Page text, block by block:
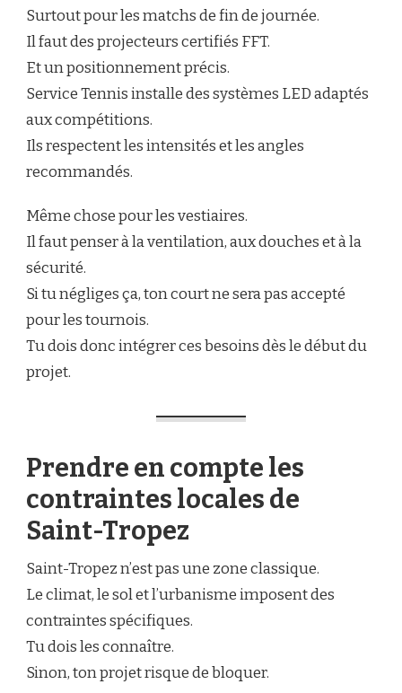
Surtout pour les matchs de fin de journée.
Il faut des projecteurs certifiés FFT.
Et un positionnement précis.
Service Tennis installe des systèmes LED adaptés
aux compétitions.
Ils respectent les intensités et les angles
recommandés.
Même chose pour les vestiaires.
Il faut penser à la ventilation, aux douches et à la
sécurité.
Si tu négliges ça, ton court ne sera pas accepté
pour les tournois.
Tu dois donc intégrer ces besoins dès le début du
projet.
Prendre en compte les
contraintes locales de
Saint-Tropez
Saint-Tropez n’est pas une zone classique.
Le climat, le sol et l’urbanisme imposent des
contraintes spécifiques.
Tu dois les connaître.
Sinon, ton projet risque de bloquer.